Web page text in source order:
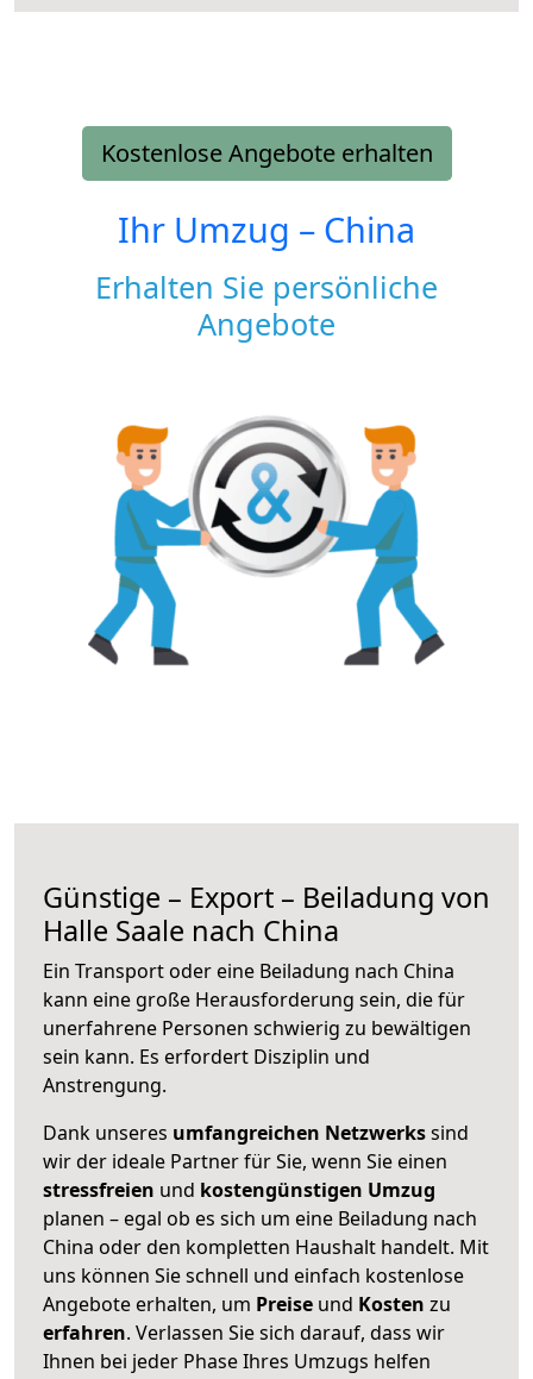
Kostenlose Angebote erhalten
Ihr Umzug – China
Erhalten Sie persönliche
Angebote
Günstige – Export – Beiladung von
Halle Saale nach China
Ein Transport oder eine Beiladung nach China
kann eine große Herausforderung sein, die für
unerfahrene Personen schwierig zu bewältigen
sein kann. Es erfordert Disziplin und
Anstrengung.
Dank unseres umfangreichen Netzwerkssind
wir der ideale Partner für Sie, wenn Sie einen
stressfreien und kostengünstigen Umzug
planen – egal ob es sich um eine Beiladung nach
China oder den kompletten Haushalt handelt. Mit
uns können Sie schnell und einfach kostenlose
Angebote erhalten, um Preise und Kosten zu
erfahren. Verlassen Sie sich darauf, dass wir
Ihnen bei jeder Phase Ihres Umzugs helfen